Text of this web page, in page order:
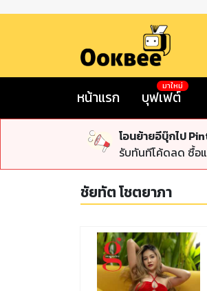
หน้าแรก บุฟเฟต์
มาใหม่
โอนย้ายอีบุ๊กไป
รับทันทีโค้ดลด ซื้อ
ชัยทัต โชตยาภา